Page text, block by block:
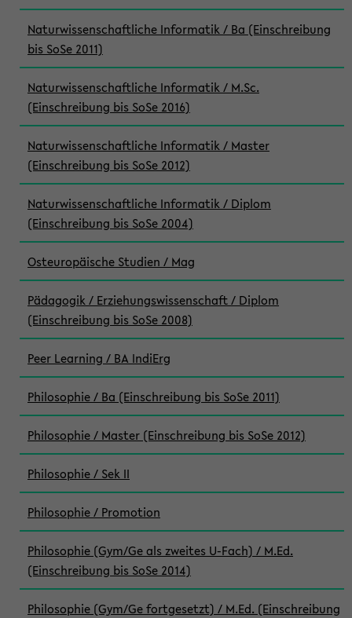
Naturwissenschaftliche Informatik / Ba (Einschreibung
bis SoSe 2011)
Naturwissenschaftliche Informatik / M.Sc.
(Einschreibung bis SoSe 2016)
Naturwissenschaftliche Informatik / Master
(Einschreibung bis SoSe 2012)
Naturwissenschaftliche Informatik / Diplom
(Einschreibung bis SoSe 2004)
Osteuropäische Studien / Mag
Pädagogik / Erziehungswissenschaft / Diplom
(Einschreibung bis SoSe 2008)
Peer Learning / BA IndiErg
Philosophie / Ba (Einschreibung bis SoSe 2011)
Philosophie / Master (Einschreibung bis SoSe 2012)
Philosophie / Sek II
Philosophie / Promotion
Philosophie (Gym/Ge als zweites U-Fach) / M.Ed.
(Einschreibung bis SoSe 2014)
Philosophie (Gym/Ge fortgesetzt) / M.Ed. (Einschreibung